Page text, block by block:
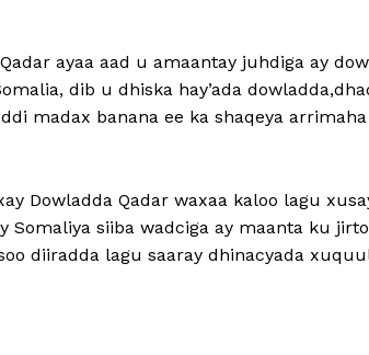
ayaa aad u amaantay juhdiga ay
dib u dhiska hay’ada
madax banana ee ka shaqeya
Dowladda Qadar waxaa kaloo lagu
Somaliya siiba wadciga ay maanta ku
diiradda lagu saaray dhinacyada